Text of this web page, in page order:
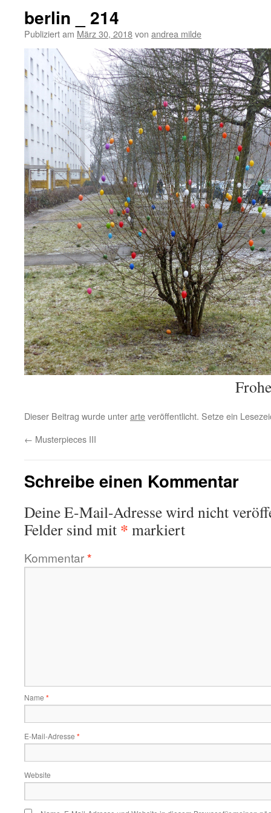
berlin _ 214
Publiziert am März 30, 2018von andrea milde
Dieser Beitrag wurde unterarteveröffentlicht. Setze ein
← Musterpieces III
Schreibe einen Kommentar
Deine E-Mail-Adresse wird nicht
Felder sind mit * markiert
Kommentar*
Name *
E-Mail-Adresse *
Website